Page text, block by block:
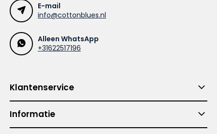
E-mail
info@cottonblues.nl
Alleen WhatsApp
+31622517196
Klantenservice
Informatie